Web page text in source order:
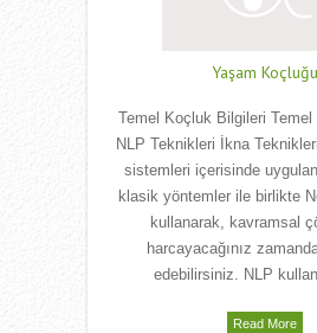
Yaşam Koçluğu
Temel Koçluk Bilgileri
NLP Teknikleri İkna
sistemleri içerisinde
klasik yöntemler ile birlikte
kullanarak, kavramsal
harcayacağınız
edebilirsiniz. NLP
Read More